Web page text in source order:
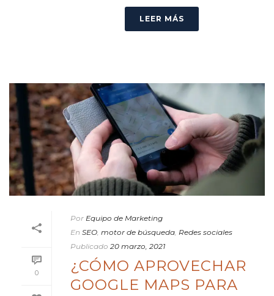
LEER MÁS
0
Por Equipo de Marketing
En SEO, motor de búsqueda, Redes sociales
Publicado 20 marzo, 2021
¿CÓMO APROVECHAR
GOOGLE MAPS PARA